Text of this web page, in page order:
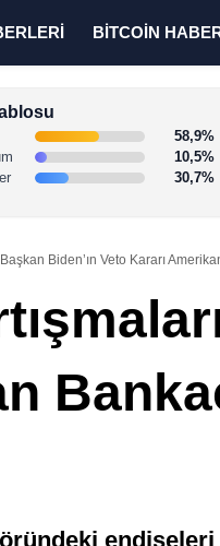
BİTCOİN
58,9%
10,5%
30,7%
Biden’ın Veto Kararı